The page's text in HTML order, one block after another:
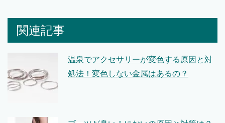
関連記事
温泉でアクセサリーが変色する原因と対
処法！変色しない金属はあるの？